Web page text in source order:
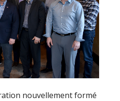
nouvellement formé